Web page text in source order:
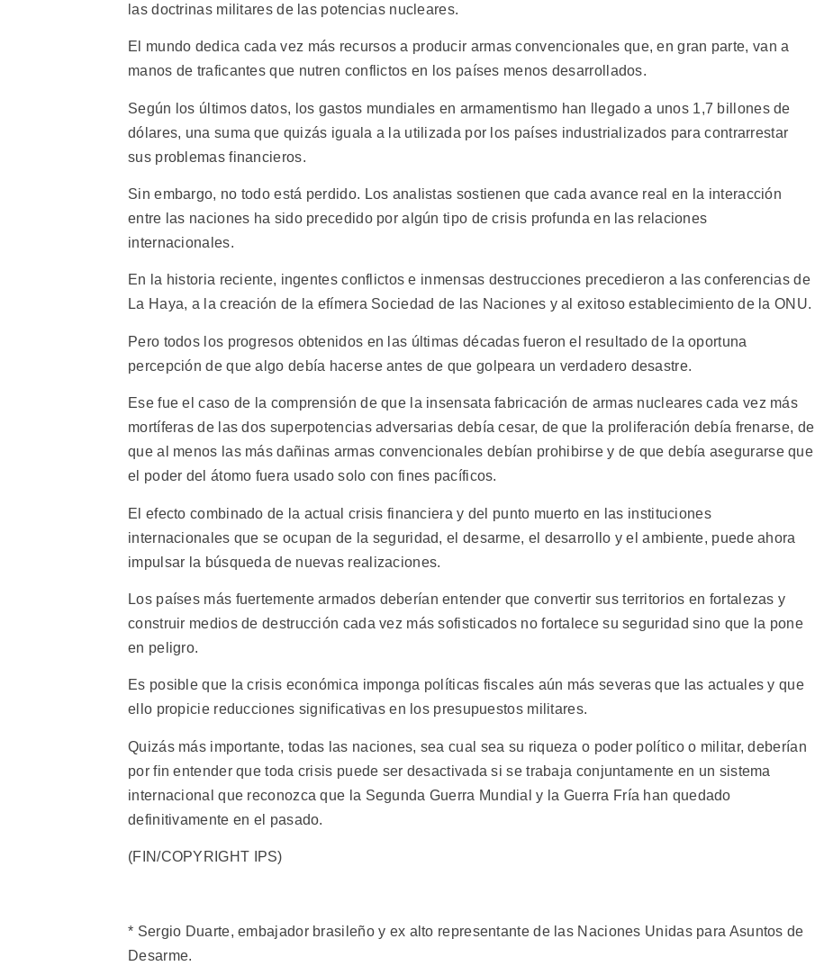
las doctrinas militares de las potencias nucleares.
El mundo dedica cada vez más recursos a producir armas convencionales que, en gran parte, van a
manos de traficantes que nutren conflictos en los países menos desarrollados.
Según los últimos datos, los gastos mundiales en armamentismo han llegado a unos 1,7 billones de
dólares, una suma que quizás iguala a la utilizada por los países industrializados para contrarrestar
sus problemas financieros.
Sin embargo, no todo está perdido. Los analistas sostienen que cada avance real en la interacción
entre las naciones ha sido precedido por algún tipo de crisis profunda en las relaciones
internacionales.
En la historia reciente, ingentes conflictos e inmensas destrucciones precedieron a las conferencias de
La Haya, a la creación de la efímera Sociedad de las Naciones y al exitoso establecimiento de la ONU.
Pero todos los progresos obtenidos en las últimas décadas fueron el resultado de la oportuna
percepción de que algo debía hacerse antes de que golpeara un verdadero desastre.
Ese fue el caso de la comprensión de que la insensata fabricación de armas nucleares cada vez más
mortíferas de las dos superpotencias adversarias debía cesar, de que la proliferación debía frenarse, de
que al menos las más dañinas armas convencionales debían prohibirse y de que debía asegurarse que
el poder del átomo fuera usado solo con fines pacíficos.
El efecto combinado de la actual crisis financiera y del punto muerto en las instituciones
internacionales que se ocupan de la seguridad, el desarme, el desarrollo y el ambiente, puede ahora
impulsar la búsqueda de nuevas realizaciones.
Los países más fuertemente armados deberían entender que convertir sus territorios en fortalezas y
construir medios de destrucción cada vez más sofisticados no fortalece su seguridad sino que la pone
en peligro.
Es posible que la crisis económica imponga políticas fiscales aún más severas que las actuales y que
ello propicie reducciones significativas en los presupuestos militares.
Quizás más importante, todas las naciones, sea cual sea su riqueza o poder político o militar, deberían
por fin entender que toda crisis puede ser desactivada si se trabaja conjuntamente en un sistema
internacional que reconozca que la Segunda Guerra Mundial y la Guerra Fría han quedado
definitivamente en el pasado.
(FIN/COPYRIGHT IPS)
* Sergio Duarte, embajador brasileño y ex alto representante de las Naciones Unidas para Asuntos de
Desarme.